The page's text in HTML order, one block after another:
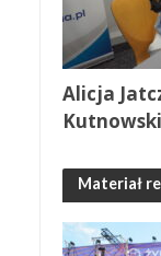
Alicja
Materiał